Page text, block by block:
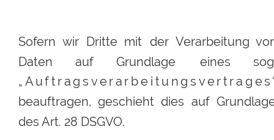
Sofern wir Dritte mit der Verarbeitung
Daten
auf Grundlage eines
„ A uftrag s vera r be i tu ng s vertra g es
beauftragen, geschieht dies auf
des Art. 28 DSGVO.